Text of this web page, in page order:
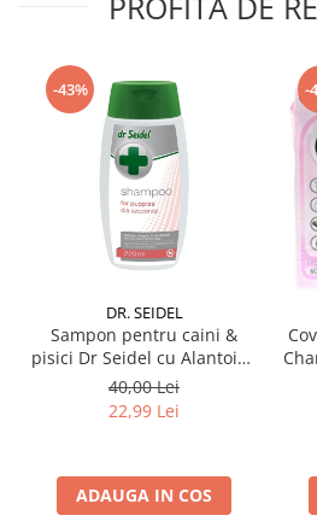
-43%
DR. SEIDEL
Sampon pentru caini &
pisici Dr Seidel cu Alantoina
220 ml
40,00 Lei
22,99 Lei
ADAUGA IN COS
-